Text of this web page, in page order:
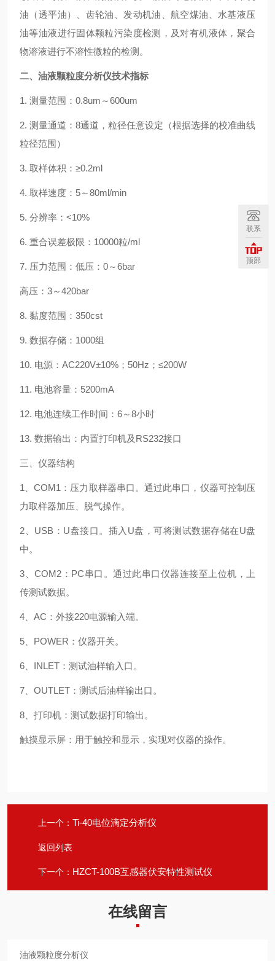
油（透平油）、齿轮油、发动机油、航空煤油、水基液压
油等油液进行固体颗粒污染度检测，及对有机液体，聚合
物溶液进行不溶性微粒的检测。
二、 油液颗粒度分析仪技术指标
1. 测量范围：0.8um～600um
2. 测量通道：8通道，粒径任意设定（根据选择的校准曲线
粒径范围）
3. 取样体积：≥0.2ml
4. 取样速度：5～80ml/min
5. 分辨率：<10%
6. 重合误差极限：10000粒/ml
7. 压力范围：低压：0～6bar
高压：3～420bar
8. 黏度范围：350cst
9. 数据存储：1000组
10. 电源：AC220V±10%；50Hz；≤200W
11. 电池容量：5200mA
12. 电池连续工作时间：6～8小时
13. 数据输出：内置打印机及RS232接口
三、仪器结构
1、COM1：压力取样器串口。通过此串口，仪器可控制压
力取样器加压、脱气操作。
2、USB：U盘接口。插入U盘，可将测试数据存储在U盘
中。
3、COM2：PC串口。通过此串口仪器连接至上位机，上
传测试数据。
4、AC：外接220电源输入端。
5、POWER：仪器开关。
6、INLET：测试油样输入口。
7、OUTLET：测试后油样输出口。
8、打印机：测试数据打印输出。
触摸显示屏：用于触控和显示，实现对仪器的操作。
上一个： Ti-40电位滴定分析仪
返回列表
下一个： HZCT-100B互感器伏安特性测试仪
在线留言
联系
顶部